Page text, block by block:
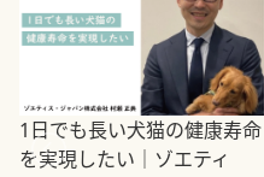
1日でも長い犬猫の健康寿命
を実現したい｜ゾエティ